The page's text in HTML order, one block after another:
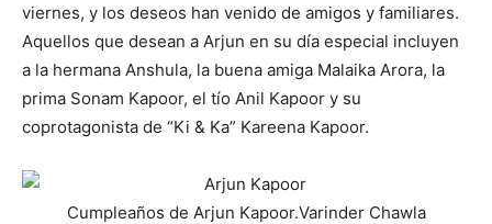
viernes, y los deseos han venido de amigos y familiares.
Aquellos que desean a Arjun en su día especial incluyen
a la hermana Anshula, la buena amiga Malaika Arora, la
prima Sonam Kapoor, el tío Anil Kapoor y su
coprotagonista de “Ki & Ka” Kareena Kapoor.
Cumpleaños de Arjun Kapoor.Varinder Chawla